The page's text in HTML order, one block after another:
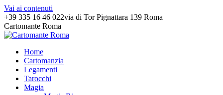
Vai ai contenuti
+39 335 16 46 022via di Tor Pignattara 139 Roma
Cartomante Roma
Home
Cartomanzia
Legamenti
Tarocchi
Magia